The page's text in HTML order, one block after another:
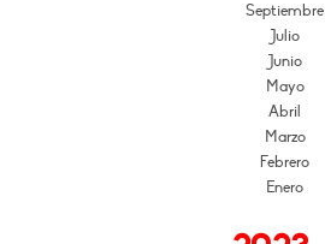
Septiembre
Julio
Junio
Mayo
Abril
Marzo
Febrero
Enero